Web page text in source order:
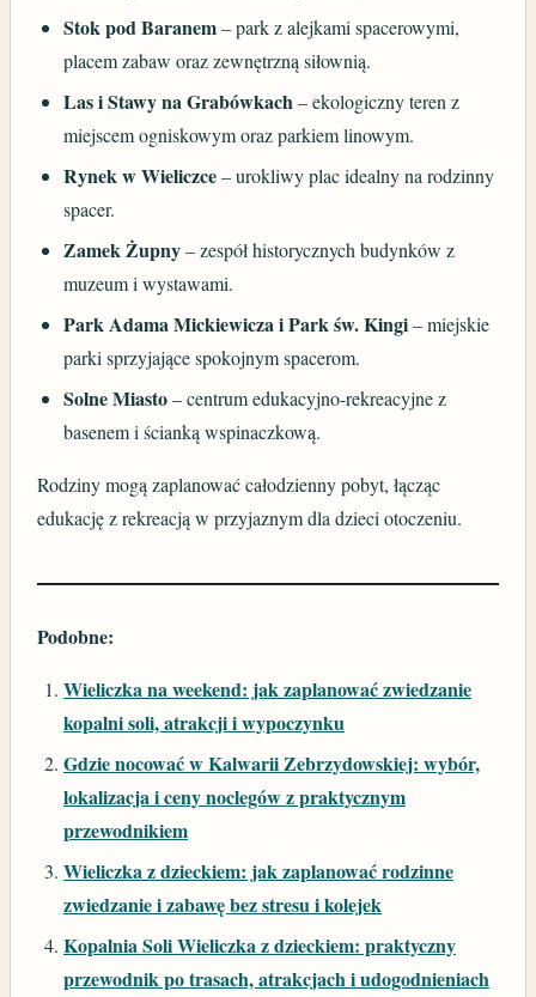
Stok pod Baranem– park z alejkami spacerowymi,
placem zabaw oraz zewnętrzną siłownią.
Las i Stawy na Grabówkach– ekologiczny teren z
miejscem ogniskowym oraz parkiem linowym.
Rynek w Wieliczce– urokliwy plac idealny na rodzinny
spacer.
Zamek Żupny– zespół historycznych budynków z
muzeum i wystawami.
Park Adama Mickiewicza i Park św. Kingi– miejskie
parki sprzyjające spokojnym spacerom.
Solne Miasto– centrum edukacyjno-rekreacyjne z
basenem i ścianką wspinaczkową.
Rodziny mogą zaplanować całodzienny pobyt, łącząc
edukację z rekreacją w przyjaznym dla dzieci otoczeniu.
Podobne:
Wieliczka na weekend: jak zaplanować zwiedzanie
kopalni soli, atrakcji i wypoczynku
Gdzie nocować w Kalwarii Zebrzydowskiej: wybór,
lokalizacja i ceny noclegów z praktycznym
przewodnikiem
Wieliczka z dzieckiem: jak zaplanować rodzinne
zwiedzanie i zabawę bez stresu i kolejek
Kopalnia Soli Wieliczka z dzieckiem: praktyczny
przewodnik po trasach, atrakcjach i udogodnieniach